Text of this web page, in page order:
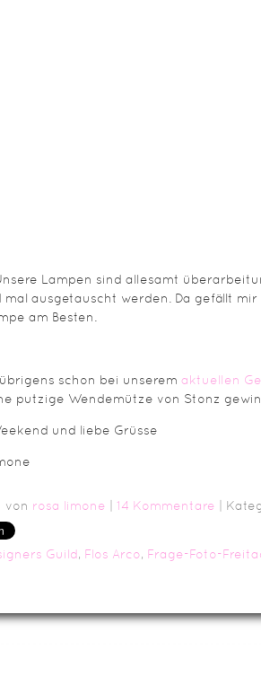
Lampen sind allesamt
mal ausgetauscht werden. Da gefällt
am Besten.
schon bei unserem aktuellen
putzige Wendemütze von Stonz
und liebe Grüsse
von rosa limone 14 Kommentare |
Guild, Flos Arco, Frage-Foto-